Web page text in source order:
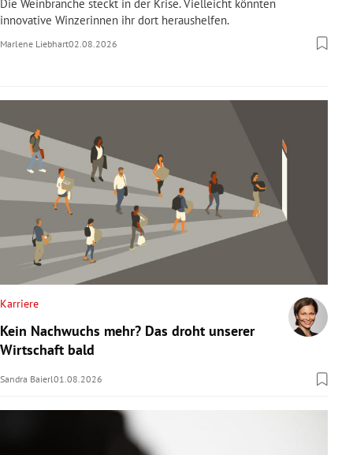
Die Weinbranche steckt in der Krise. Vielleicht könnten
innovative Winzerinnen ihr dort heraushelfen.
Marlene Liebhart02.08.2026
Karriere
Kein Nachwuchs mehr? Das droht unserer
Wirtschaft bald
Sandra Baierl01.08.2026